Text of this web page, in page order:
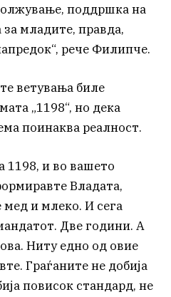
поддршка на
младите, правда,
рече Филипче.
ветувања биле
„1198“, но дека
поинаква реалност.
1198, и во вашето
Владата,
мед и млеко. И сега
Две години. А
Ниту едно од овие
Граѓаните не добија
повисок стандард, не